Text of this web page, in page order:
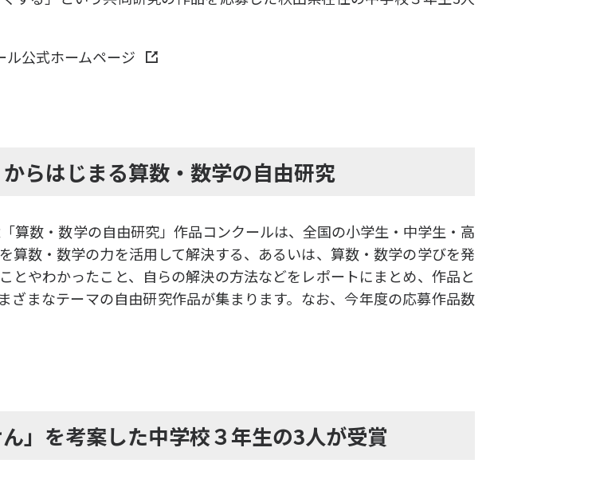
公式ホームページ
らはじまる算数・数学の自由研究
算数・数学の自由研究」作品コンクールは、全国の小学生・中学生・高
算数・数学の力を活用して解決する、あるいは、算数・数学の学びを発
やわかったこと、自らの解決の方法などをレポートにまとめ、作品と
ざまなテーマの自由研究作品が集まります。なお、今年度の応募作品数
」を考案した中学校３年生の3人が受賞